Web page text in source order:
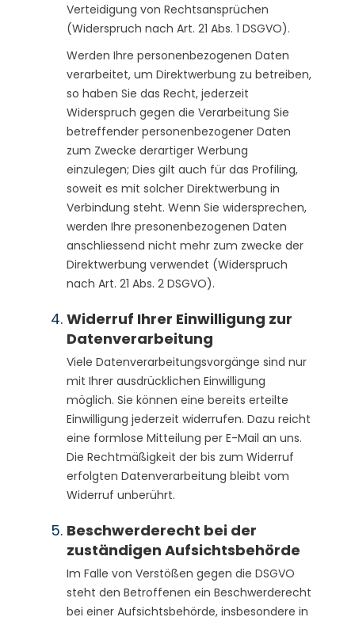
Verteidigung von Rechtsansprüchen
(Widerspruch nach Art. 21 Abs. 1 DSGVO).
Werden Ihre personenbezogenen Daten
verarbeitet, um Direktwerbung zu betreiben,
so haben Sie das Recht, jederzeit
Widerspruch gegen die Verarbeitung Sie
betreffender personenbezogener Daten
zum Zwecke derartiger Werbung
einzulegen; Dies gilt auch für das Profiling,
soweit es mit solcher Direktwerbung in
Verbindung steht. Wenn Sie widersprechen,
werden Ihre presonenbezogenen Daten
anschliessend nicht mehr zum zwecke der
Direktwerbung verwendet (Widerspruch
nach Art. 21 Abs. 2 DSGVO).
Widerruf Ihrer Einwilligung zur
Daten­ver­arbeitung
Viele Datenverarbeitungsvorgänge sind nur
mit Ihrer ausdrücklichen Einwilligung
möglich. Sie können eine bereits erteilte
Einwilligung jederzeit widerrufen. Dazu reicht
eine formlose Mitteilung per E-Mail an uns.
Die Rechtmäßigkeit der bis zum Widerruf
erfolgten Datenverarbeitung bleibt vom
Widerruf unberührt.
Beschwerderecht bei der
zuständigen Aufsichts­behörde
Im Falle von Verstößen gegen die DSGVO
steht den Betroffenen ein Beschwerderecht
bei einer Aufsichtsbehörde, insbesondere in